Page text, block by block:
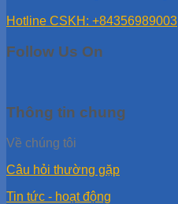
Hotline CSKH: +84356989003
Follow Us On
Thông tin chung
Về chúng tôi
Câu hỏi thường gặp
Tin tức - hoạt động